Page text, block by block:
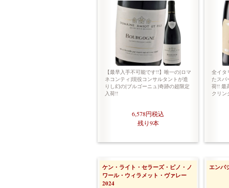
【最早入手不可能です!!】唯一の[ロマ
ネコンティ]現役コンサルタントが造
りし幻の[ブルゴーニュ]奇跡の超限定
入荷!!
6,578円税込
残り9本
全イタ
たスパ
荷!! 最
クリ
ケン・ライト・セラーズ・ピノ・ノ
ワール・ウィラメット・ヴァレー
2024
エンパ